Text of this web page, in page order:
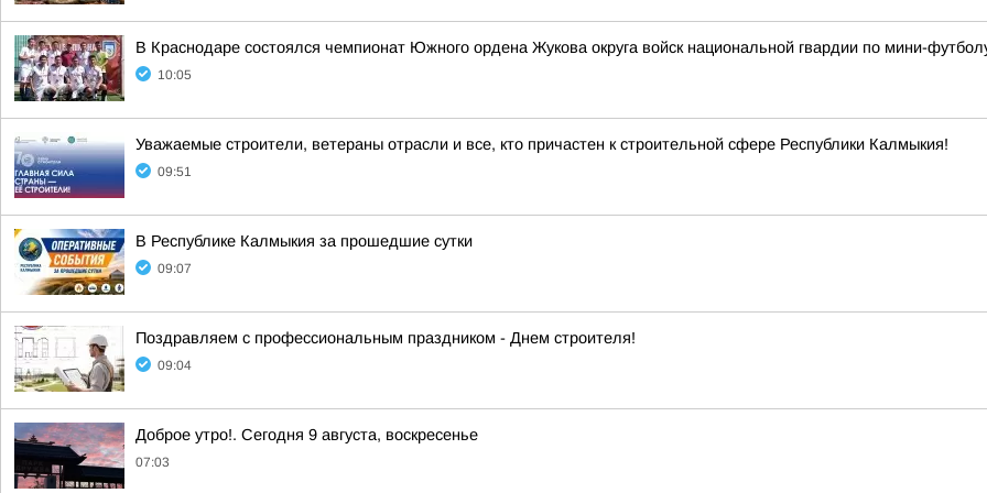
В Краснодаре состоялся чемпионат Южного ордена Жукова округа войск национальной гвардии по мини-
10:05
Уважаемые строители, ветераны отрасли и все, кто причастен к строительной сфере Республики Калмыкия!
09:51
В Республике Калмыкия за прошедшие сутки
09:07
Поздравляем с профессиональным праздником - Днем строителя!
09:04
Доброе утро!. Сегодня 9 августа, воскресенье
07:03